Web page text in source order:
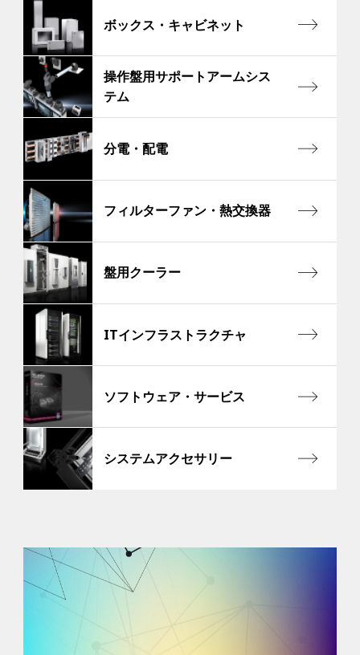
ボックス・キャビネット
操作盤用サポートアームシス
テム
分電・配電
フィルターファン・熱交換器
盤用クーラー
ITインフラストラクチャ
ソフトウェア・サービス
システムアクセサリー